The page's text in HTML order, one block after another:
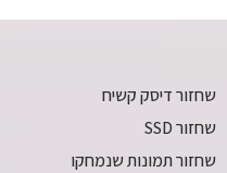
שחזור דיסק קשיח
שחזור SSD
שחזור תמונות שנמחקו